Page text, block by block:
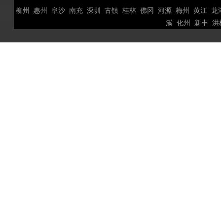
柳州 惠州 阜沙 南充 深圳 古镇 桂林 佛冈 河源 梅州 黄江 龙
溪 化州 新丰 洪